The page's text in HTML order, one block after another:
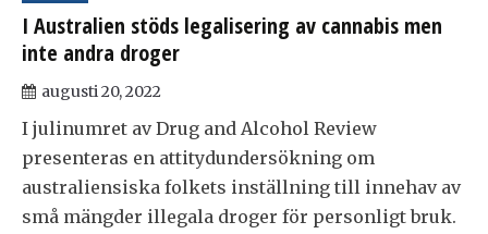
I Australien stöds legalisering av cannabis men
inte andra droger
augusti 20, 2022
I julinumret av Drug and Alcohol Review
presenteras en attitydundersökning om
australiensiska folkets inställning till innehav av
små mängder illegala droger för personligt bruk.